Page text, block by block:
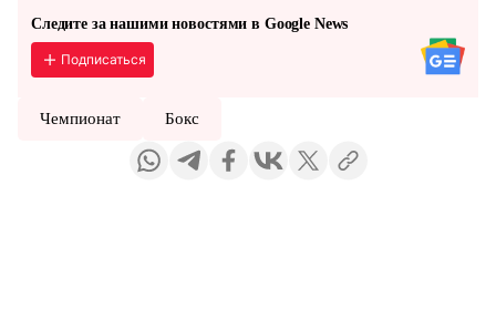
Следите за нашими новостями в Google News
Подписаться
Чемпионат Бокс